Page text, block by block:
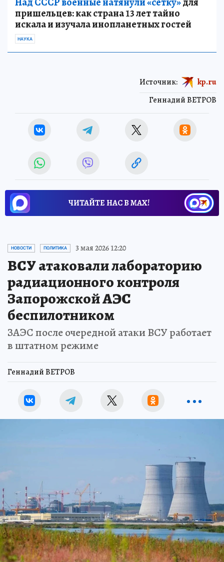
пришельцев: как страна 13 лет тайно
искала и изучала инопланетных гостей
НАУКА
Геннадий ВЕТРОВ
Источник: kp.ru
ЧИТАЙТЕ НАС В МАХ!
НОВОСТИ ПОЛИТИКА 3 мая 2026 12:20
ВСУ атаковали лабораторию
радиационного контроля
Запорожской АЭС
беспилотником
ЗАЭС после очередной атаки ВСУ работает
в штатном режиме
Геннадий ВЕТРОВ